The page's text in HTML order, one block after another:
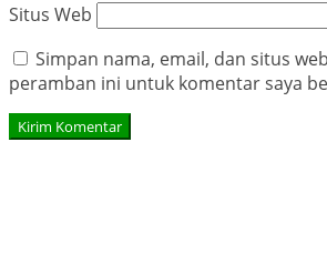
Situs Web
Simpan nama, email, dan situs
peramban ini untuk komentar saya